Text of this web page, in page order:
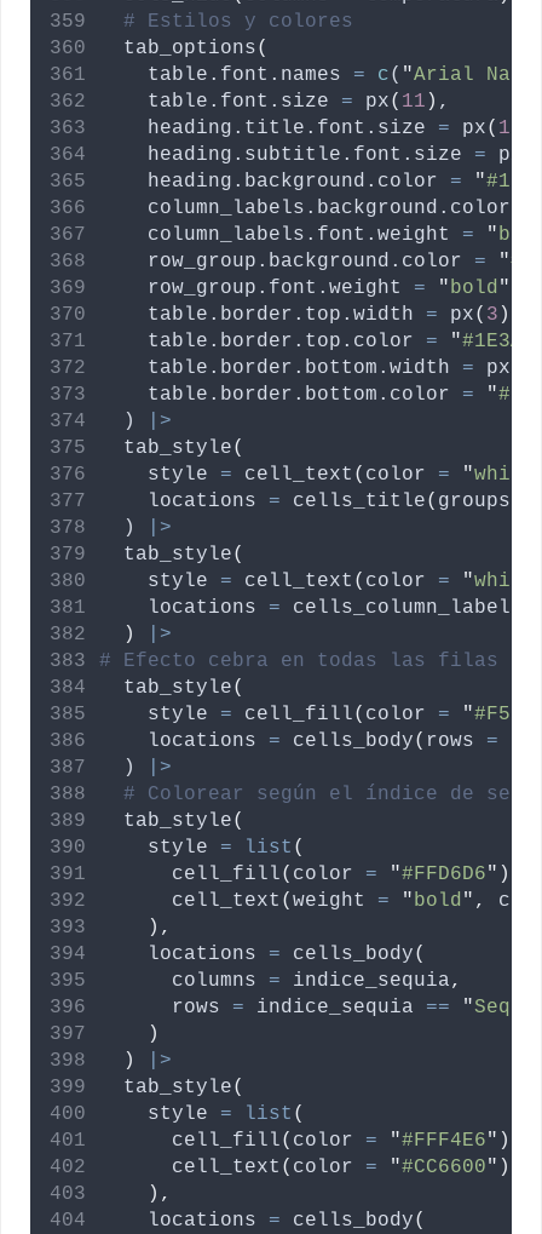
# Estilos y colores
  tab_options
(
table.font.names
= c( "Arial
table.font.size
= px( 11 ) ,
heading.title.font.size
= px( 18
heading.subtitle.font.size
= px
heading.background.color
= "
column_labels.background.color
column_labels.font.weight
= "
row_group.background.color
= "
row_group.font.weight
= "bold"
table.border.top.width
= px( 3 )
table.border.top.color
= "
table.border.bottom.width
= px
table.border.bottom.color
= "
  )
|>
  tab_style
(
style
= cell_text ( color = "white
locations
= cells_title( groups
  )
|>
  tab_style
(
style
= cell_text ( color = "white
locations
= cells_column_labels
)
|>
# Efecto cebra en todas las filas de
  tab_style
(
style
= cell_fill( color = "
locations
= cells_body( rows =
  )
|>
# Colorear según el índice de
  tab_style
(
style
= list (
      cell_fill
( color = "#FFD6D6" )
      cell_text
( weight = "bold" ,
),
locations
= cells_body(
columns
= indice_sequia,
rows
= indice_sequia == "
)
)
|>
  tab_style
(
style
= list (
      cell_fill
( color = "#FFF4E6" )
      cell_text
( color = "#CC6600" )
),
locations
= cells_body(